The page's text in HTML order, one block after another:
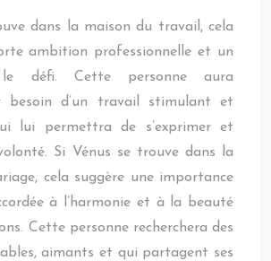
dans la maison du travail, cela
ambition professionnelle et un
défi. Cette personne aura
besoin d’un travail stimulant et
lui permettra de s’exprimer et
Si Vénus se trouve dans la
cela suggère une importance
à l’harmonie et à la beauté
Cette personne recherchera des
aimants et qui partagent ses